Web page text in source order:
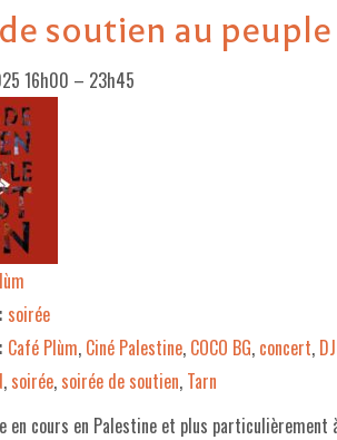
soutien au
16h00 – 23h45
soirée
Café Plùm, Ciné Palestine, COCO BG, concert, DJ
, soirée, soirée de soutien, Tarn
en cours en Palestine et plus particulièrement